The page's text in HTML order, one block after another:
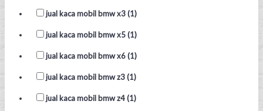
jual kaca mobil bmw x3 (1)
jual kaca mobil bmw x5 (1)
jual kaca mobil bmw x6 (1)
jual kaca mobil bmw z3 (1)
jual kaca mobil bmw z4 (1)